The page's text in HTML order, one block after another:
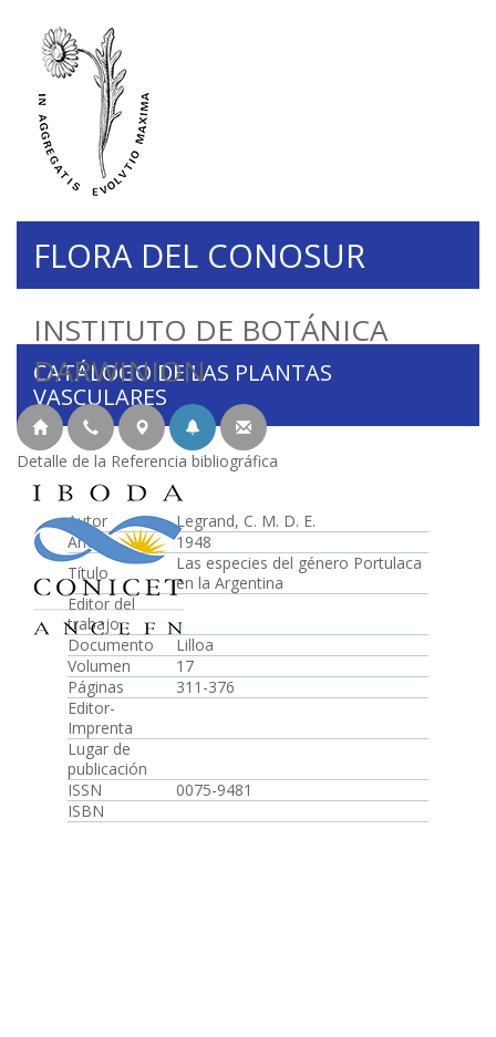
INSTITUTO DE BOTÁNICA
DARWINION
FLORA DEL CONOSUR
CATÁLOGO DE LAS PLANTAS
VASCULARES
Detalle de la Referencia bibliográfica
Autor
Legrand, C. M. D. E.
Año
1948
Título
Las especies del género Portulaca
en la Argentina
Editor del
trabajo
Documento
Lilloa
Volumen
17
Páginas
311-376
Editor-
Imprenta
Lugar de
publicación
ISSN
0075-9481
ISBN